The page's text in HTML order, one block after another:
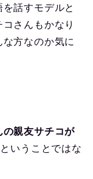
話すモデルと
さんもかなり
方なのか気に
の親友サチコが
いうことではな